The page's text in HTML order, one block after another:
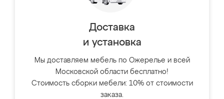
Доставка
и установка
Мы доставляем мебель по Ожерелье и всей
Московской области бесплатно!
Стоимость сборки мебели: 10% от стоимости
заказа.